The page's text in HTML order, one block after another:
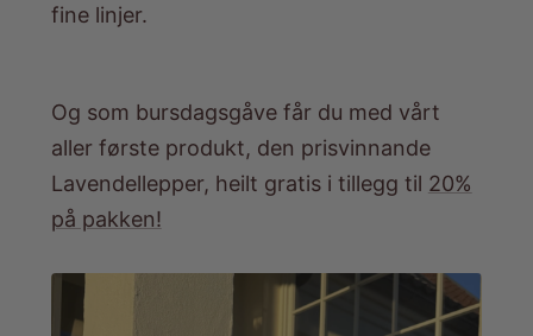
fine linjer.
Og som bursdagsgåve får du med vårt
aller første produkt, den prisvinnande
Lavendellepper, heilt gratis i tillegg til 20%
på pakken!